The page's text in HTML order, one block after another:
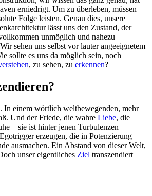
erniedrigt. Um zu überleben, müssen
Folge leisten. Genau dies, unsere
lässt uns den Zustand, der
unmöglich und nahezu
sehen uns selbst vor lauter angeeignetem
sollte es uns da möglich sein, noch
, zu sehen, zu erkennen?
In einem wörtlich weltbewegenden, mehr
Und der Friede, die wahre Liebe, die
– sie ist hinter jenen Turbulenzen
erzeugen, die in Potenzierung
ausmachen. Ein Abstand von dieser Welt,
unser eigentliches Ziel transzendiert